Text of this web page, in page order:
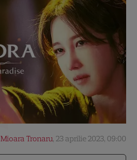
Mioara Tronaru, 23 aprilie 2023, 09:00